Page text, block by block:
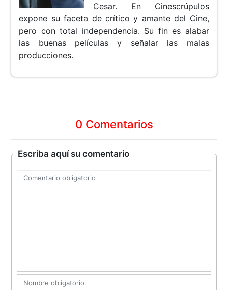
Cesar. En Cinescrúpulos
expone su faceta de crítico y amante del Cine,
pero con total independencia. Su fin es alabar
las buenas películas y señalar las malas
producciones.
0 Comentarios
Escriba aquí su comentario